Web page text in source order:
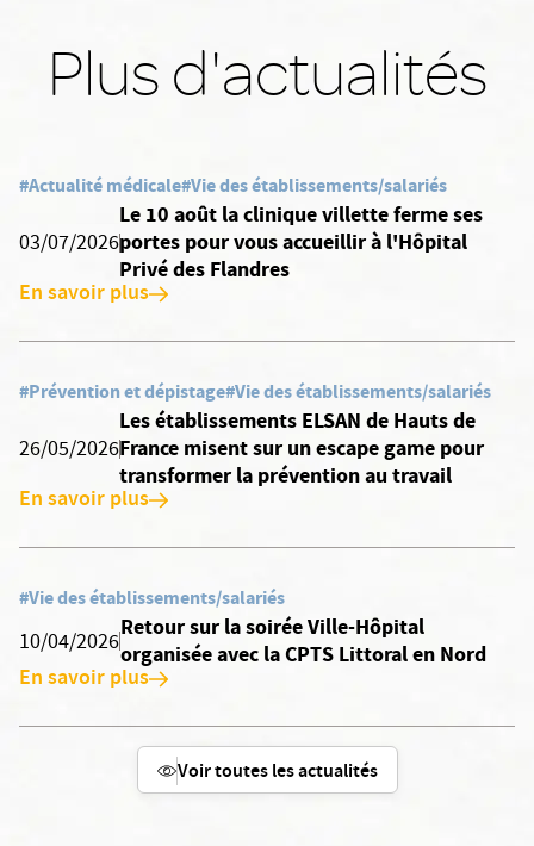
Plus d'actualités
#Actualité médicale#Vie des établissements/salariés
03/07/2026
Le 10 août la clinique villette ferme ses
portes pour vous accueillir à l'Hôpital
Privé des Flandres
En savoir plus
#Prévention et dépistage#Vie des établissements/salariés
26/05/2026
Les établissements ELSAN de Hauts de
France misent sur un escape game pour
transformer la prévention au travail
En savoir plus
#Vie des établissements/salariés
10/04/2026
Retour sur la soirée Ville-Hôpital
organisée avec la CPTS Littoral en Nord
En savoir plus
Voir toutes les actualités